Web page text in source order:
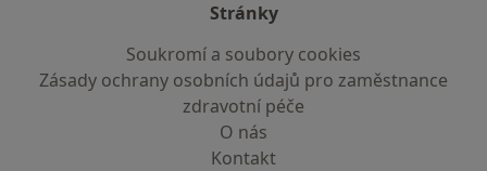
Stránky
Soukromí a soubory cookies
Zásady ochrany osobních údajů pro zaměstnance
zdravotní péče
O nás
Kontakt